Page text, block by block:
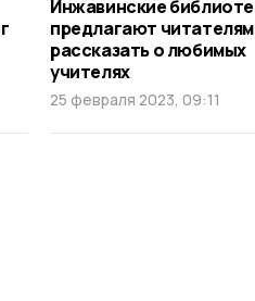
Инжавинские
предлагают читателям
рассказать о любимых
учителях
25 февраля 2023, 09:11